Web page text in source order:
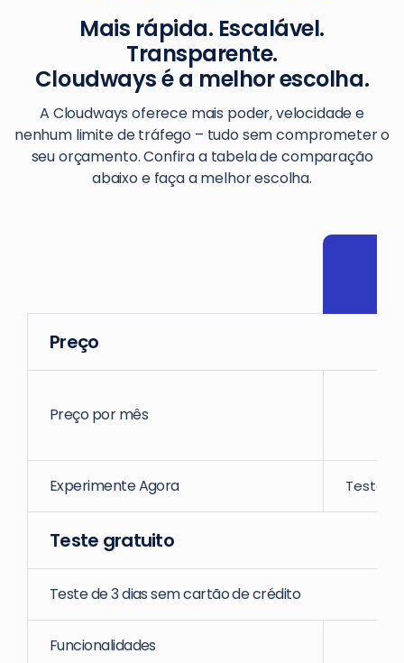
Mais rápida. Escalável.
Transparente.
Cloudways é a melhor escolha.
A Cloudways oferece mais poder, velocidade e
nenhum limite de tráfego – tudo sem comprometer o
seu orçamento. Confira a tabela de comparação
abaixo e faça a melhor escolha.
Preço
Preço por mês
Experimente Agora Teste
Teste gratuito
Teste de 3 dias sem cartão de crédito
Funcionalidades